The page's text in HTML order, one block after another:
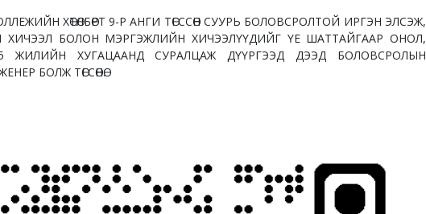
ХӨТӨЛБӨРТ 9-Р АНГИ ТӨГССӨН СУУРЬ БОЛОВСРОЛТОЙ ИРГЭН ЭЛСЭЖ,
ХИЧЭЭЛ БОЛОН МЭРГЭЖЛИЙН ХИЧЭЭЛҮҮДИЙГ ҮЕ ШАТТАЙГААР ОНОЛ,
ЖИЛИЙН ХУГАЦААНД СУРАЛЦАЖ ДҮҮРГЭЭД ДЭЭД БОЛОВСРОЛЫН
БОЛЖ ТӨГСӨНӨ.